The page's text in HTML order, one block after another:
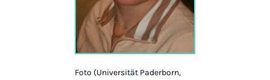
Foto (Universität Paderborn,